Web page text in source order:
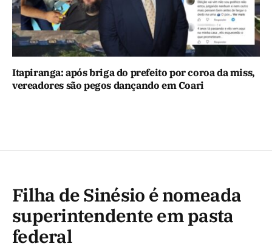
Itapiranga: após briga do prefeito por coroa da miss,
vereadores são pegos dançando em Coari
Filha de Sinésio é nomeada
superintendente em pasta
federal